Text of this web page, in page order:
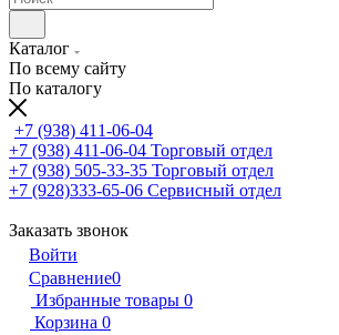
Каталог
По всему сайту
По каталогу
+7 (938) 411-06-04
+7 (938) 411-06-04 Торговый отдел
+7 (938) 505-33-35 Торговый отдел
+7 (928)333-65-06 Сервисный отдел
Заказать звонок
Войти
Сравнение0
Избранные товары 0
Корзина 0